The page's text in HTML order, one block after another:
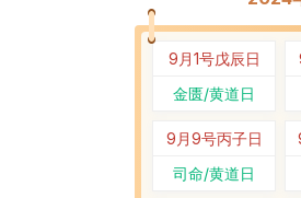
9月1号戊辰日
金匮/黄道日
9月9号丙子日
司命/黄道日